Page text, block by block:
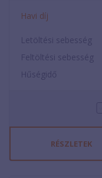
Havi díj
Letöltési sebesség
Feltöltési sebesség
Hűségidő
RÉSZLETEK